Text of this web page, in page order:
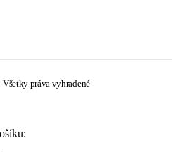
práva vyhradené